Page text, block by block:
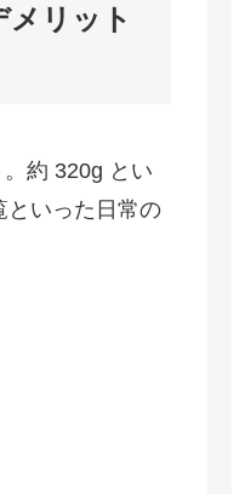
メリット
約 320g とい
といった日常の